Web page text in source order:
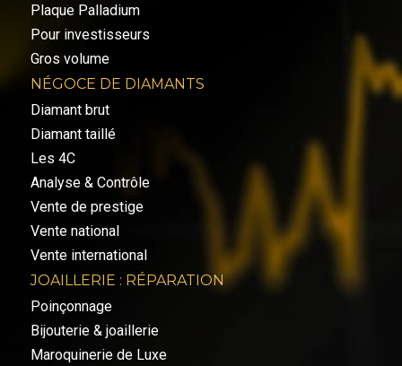
Plaque Palladium
Pour investisseurs
Gros volume
NÉGOCE DE DIAMANTS
Diamant brut
Diamant taillé
Les 4C
Analyse & Contrôle
Vente de prestige
Vente national
Vente international
JOAILLERIE : RÉPARATION
Poinçonnage
Bijouterie & joaillerie
Maroquinerie de Luxe